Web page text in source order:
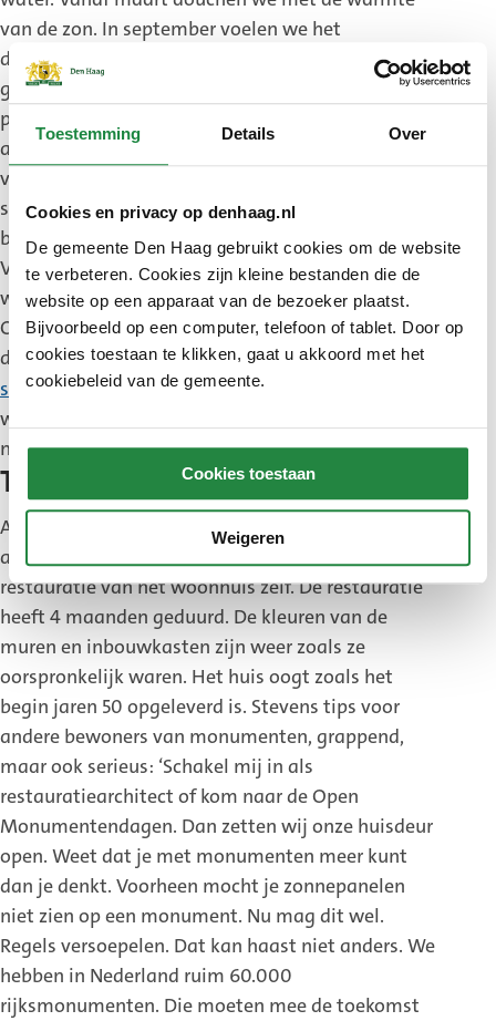
Toestemming Details Over
Cookies en privacy op denhaag.nl
De gemeente Den Haag gebruikt cookies om de website
te verbeteren. Cookies zijn kleine bestanden die de
website op een apparaat van de bezoeker plaatst.
Bijvoorbeeld op een computer, telefoon of tablet. Door op
cookies toestaan te klikken, gaat u akkoord met het
cookiebeleid van de gemeente.
Cookies toestaan
Weigeren
van de zon. In september voelen we het
douchewater al wat lauwer worden. Daarom
gebruiken we in de koudere maanden onze
pelletketel. De pelletketel zorgt voor warm water
als er geen zon is. Vorige week kwam nog een
vrachtauto langs met 6 ton houtpellets voor het
stoken van de ketel. Die slaan we op in de silo in de
bunker. Daar doen we ongeveer 10 maanden mee.
Voor de zonnecollectoren en de pelletketel hebben
we een subsidie ontvangen van de Rijksdienst voor
Ondernemend Nederland (RVO).’ Steven en Paulien
denken nu na over een thuisbatterij voor als de
salderingsregeling
(Externe
wordt afgeschaft. Hiermee
willen ze zonne-energie opslaan die ze niet direct
nodig hebben en dus later kunnen gebruiken.
Tips
Alles bij elkaar zijn ze 3 jaar bezig geweest met
archiefonderzoek, plannen maken en de
restauratie van het woonhuis zelf. De restauratie
heeft 4 maanden geduurd. De kleuren van de
muren en inbouwkasten zijn weer zoals ze
oorspronkelijk waren. Het huis oogt zoals het
begin jaren 50 opgeleverd is. Stevens tips voor
andere bewoners van monumenten, grappend,
maar ook serieus: ‘Schakel mij in als
restauratiearchitect of kom naar de Open
Monumentendagen. Dan zetten wij onze huisdeur
open. Weet dat je met monumenten meer kunt
dan je denkt. Voorheen mocht je zonnepanelen
niet zien op een monument. Nu mag dit wel.
Regels versoepelen. Dat kan haast niet anders. We
hebben in Nederland ruim 60.000
rijksmonumenten. Die moeten mee de toekomst